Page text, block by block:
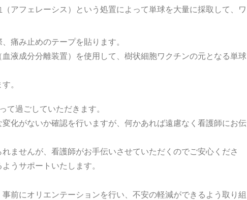
アフェレーシス）という処置によって単球を大量に採取して、ワ
痛み止めのテープを貼ります。
液成分分離装置）を使用して、樹状細胞ワクチンの元となる単球
。
て過ごしていただきます。
化がないか確認を行いますが、何かあれば遠慮なく看護師にお伝
ませんが、看護師がお手伝いさせていただくのでご安心くださ
うサポートいたします。
前にオリエンテーションを行い、不安の軽減ができるよう取り組